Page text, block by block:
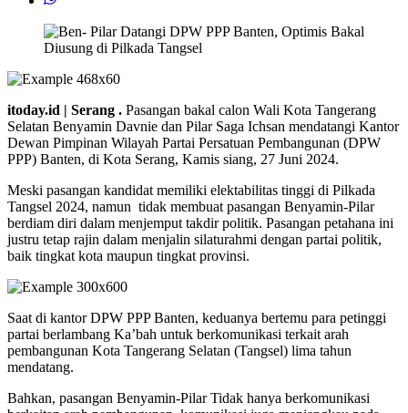
itoday.id | Serang . Pasangan bakal calon Wali Kota Tangerang
Selatan Benyamin Davnie dan Pilar Saga Ichsan mendatangi Kantor
Dewan Pimpinan Wilayah Partai Persatuan Pembangunan (DPW
PPP) Banten, di Kota Serang, Kamis siang, 27 Juni 2024.
Meski pasangan kandidat memiliki elektabilitas tinggi di Pilkada
Tangsel 2024, namun tidak membuat pasangan Benyamin-Pilar
berdiam diri dalam menjemput takdir politik. Pasangan petahana ini
justru tetap rajin dalam menjalin silaturahmi dengan partai politik,
baik tingkat kota maupun tingkat provinsi.
Saat di kantor DPW PPP Banten, keduanya bertemu para petinggi
partai berlambang Ka’bah untuk berkomunikasi terkait arah
pembangunan Kota Tangerang Selatan (Tangsel) lima tahun
mendatang.
Bahkan, pasangan Benyamin-Pilar Tidak hanya berkomunikasi